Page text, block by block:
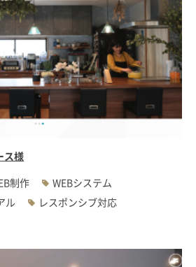
#名刺・パンフレット制作
制作
#ロゴマークデザイン
入補助金
#JavaScript
構築
#IoT関連
#インソーシングコンサルティング
育・スクール
#集客サポート #広告運用
ス様
制作
WEBシステム
ル
レスポンシブ対応